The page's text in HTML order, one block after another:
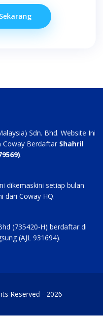
was:
RM135.00.
is:
RM90.00.
Sdn. Bhd. Website Ini
Coway Berdaftar Shahril
.
dikemaskini setiap bulan
dari Coway HQ.
(735420-H) berdaftar di
(AJL 931694).
Reserved - 2026